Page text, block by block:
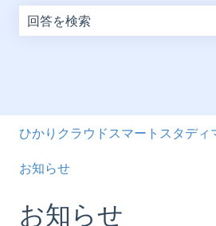
ひかりクラウドスマートスタディ
お知らせ
お知らせ